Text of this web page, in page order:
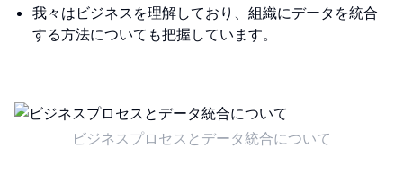
我々はビジネスを理解しており、組織にデータを統合
する方法についても把握しています。
ビジネスプロセスとデータ統合について